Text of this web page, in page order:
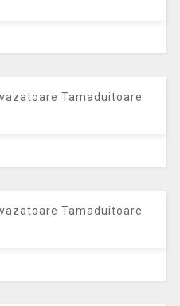
Tamaduitoare
Tamaduitoare